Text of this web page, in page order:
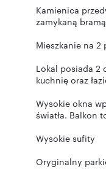
Kamienica
zamykaną
Mieszkanie na 2
Lokal posiada 2
kuchnię oraz
Wysokie okna
światła. Balkon
Wysokie sufity
Oryginalny